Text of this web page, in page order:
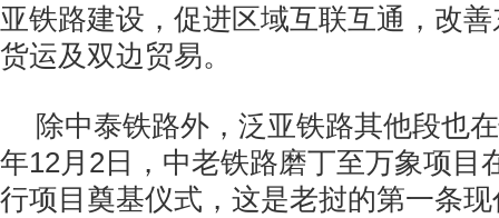
亚铁路建设，促进区域互联互通，改
货运及双边贸易。
除中泰铁路外，泛亚铁路其他段也
年12月 2日，中老铁路磨丁至万象项目
行项目奠基仪式，这是老挝的第一条